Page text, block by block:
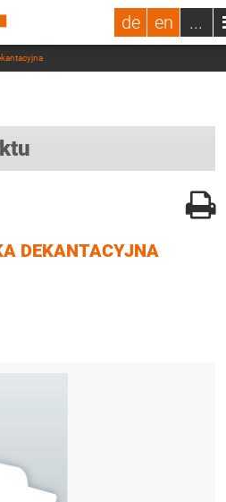
de en ...
DEKANTACYJNA